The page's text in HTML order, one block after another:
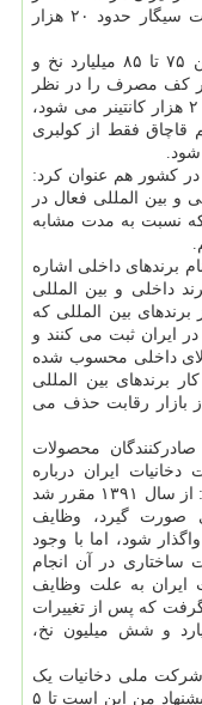
تقریباً ۱۱ هزار تومان درآمد دارد و یک پاکت سیگار حدود ۲۰ هزار
وی اظهار داشت: برآورد مصرف سیگار بین ۷۵ تا ۸۵ میلیارد نخ و
که اگر کف مصرف را در نظر
بگیریم یعنی ۲۰ میلیارد نخ سیگار قاچاق که ۲ هزار کانتینر می شود،
فقط از کولبری
در کشور هم عنوان کرد:
و بین المللی فعال در
اند که نسبت به مدت مشابه
برندهای داخلی اشاره
داخلی و بین المللی
بین المللی که
ایران ثبت می کنند و
داخلی محسوب شده
کار برندهای بین المللی
بازار رقابت حذف می
صادرکنندگان محصولات
ایران درباره
فعالیت برندهای بین المللی هم اظهار داشت: از سال ۱۳۹۱ مقرر شد
صورت گیرد، وظایف
شود، اما با وجود
ساختاری در آن انجام
به علت وظایف
که پس از تغییرات
تولید این شرکت از ۲۰ میلیارد و شش میلیون نخ،
شرکت ملی دخانیات یک
بدهی اخلاقی دارد و باید به آن کمک نماید. پیشنهاد من این است تا ۵